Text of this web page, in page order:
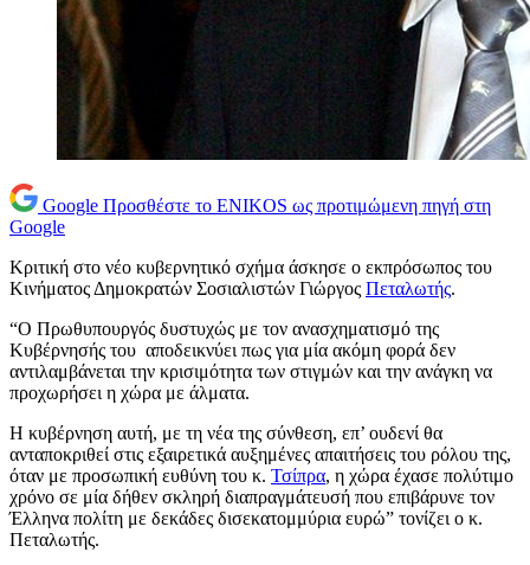
Google Προσθέστε το ENIKOS ως προτιμώμενη πηγή στη
Google
Κριτική στο νέο κυβερνητικό σχήμα άσκησε ο εκπρόσωπος του
Κινήματος Δημοκρατών Σοσιαλιστών Γιώργος Πεταλωτής.
“Ο Πρωθυπουργός δυστυχώς με τον ανασχηματισμό της
Κυβέρνησής του αποδεικνύει πως για μία ακόμη φορά δεν
αντιλαμβάνεται την κρισιμότητα των στιγμών και την ανάγκη να
προχωρήσει η χώρα με άλματα.
Η κυβέρνηση αυτή, με τη νέα της σύνθεση, επ’ ουδενί θα
ανταποκριθεί στις εξαιρετικά αυξημένες απαιτήσεις του ρόλου της,
όταν με προσωπική ευθύνη του κ. Τσίπρα, η χώρα έχασε πολύτιμο
χρόνο σε μία δήθεν σκληρή διαπραγμάτευσή που επιβάρυνε τον
Έλληνα πολίτη με δεκάδες δισεκατομμύρια ευρώ” τονίζει ο κ.
Πεταλωτής.